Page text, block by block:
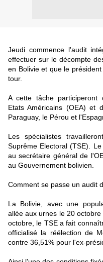
Jeudi commence l'audit
effectuer sur le décompte
en Bolivie et que le
tour.
A cette tâche participeront
Etats Américains (OEA)
Paraguay, le Pérou et
Les spécialistes
Suprême Electoral (TSE).
au secrétaire général de
au Gouvernement bolivien.
Comment se passe un audit
La Bolivie, avec une
allée aux urnes le 20
octobre, le TSE a fait
officialisé la réélection de
contre 36,51% pour l'ex-